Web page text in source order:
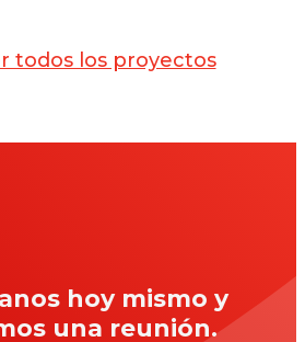
todos los proyectos
hoy mismo y
una reunión.